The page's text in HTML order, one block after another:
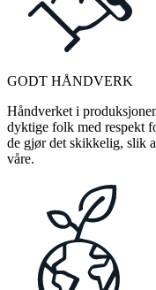
GODT HÅNDVERK
Håndverket i
dyktige folk med respekt
de gjør det skikkelig, slik
våre.